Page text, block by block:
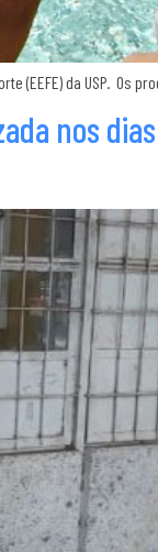
(EEFE) da USP. Os
nos